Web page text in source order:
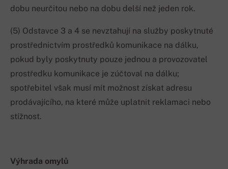
dobu neurčitou nebo na dobu delší než jeden rok.
(5) Odstavce 3 a 4 se nevztahují na služby poskytnuté
prostřednictvím prostředků komunikace na dálku,
pokud byly poskytnuty pouze jednou a provozovatel
prostředku komunikace je zúčtoval na dálku;
spotřebitel však musí mít možnost získat adresu
prodávajícího, na které může uplatnit reklamaci nebo
stížnost.
Výhrada omylů